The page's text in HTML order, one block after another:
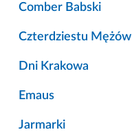
Comber Babski
Czterdziestu Mężów
Dni Krakowa
Emaus
Jarmarki